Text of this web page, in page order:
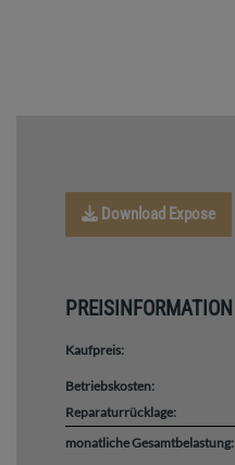
Download Expose
PREISINFORMATION
Kaufpreis:
Betriebskosten:
Reparaturrücklage:
monatliche Gesamtbelastung: